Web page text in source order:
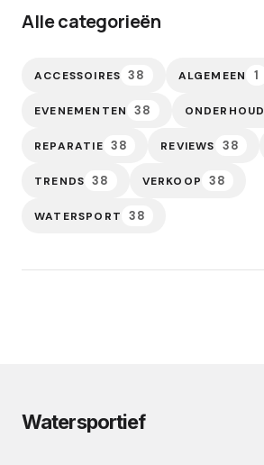
Alle categorieën
ACCESSOIRES 38 ALGEMEEN 1
EVENEMENTEN 38 ONDERHOUD
REPARATIE 38 REVIEWS 38
TRENDS 38 VERKOOP 38
WATERSPORT 38
Watersportief